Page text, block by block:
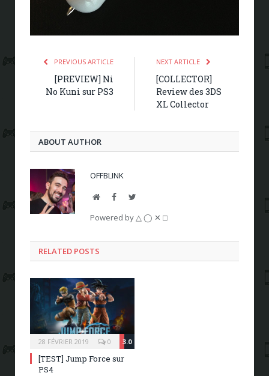
PREVIOUS ARTICLE
[PREVIEW] Ni
No Kuni sur PS3
NEXT ARTICLE
[COLLECTOR]
Review des 3DS
XL Collector
ABOUT AUTHOR
OFFBLINK
WebsiteFacebookTwitter
Powered by △ ◯ ✕ □
RELATED POSTS
28 FÉVRIER 2019 3.0
0
[TEST] Jump Force sur
PS4